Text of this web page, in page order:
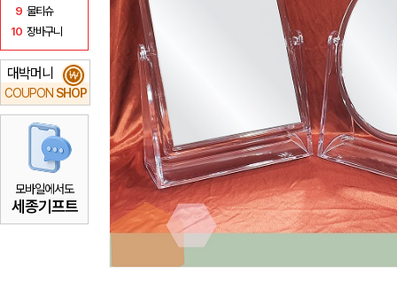
9 물티슈
10 장바구니
대박머니
COUPON SHOP
₩
모바일에서도
세종기프트